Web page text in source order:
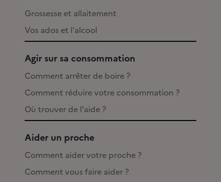
Grossesse et allaitement
Vos ados et l'alcool
Agir sur sa consommation
Comment arrêter de boire ?
Comment réduire votre consommation ?
Où trouver de l'aide ?
Aider un proche
Comment aider votre proche ?
Comment vous faire aider ?